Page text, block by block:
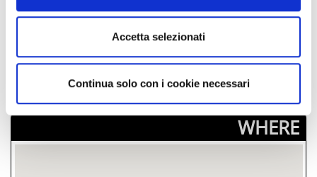
Accetta selezionati
Continua solo con i cookie necessari
contact organizers before going to the venue.
LINK TO EVENT
­WHERE